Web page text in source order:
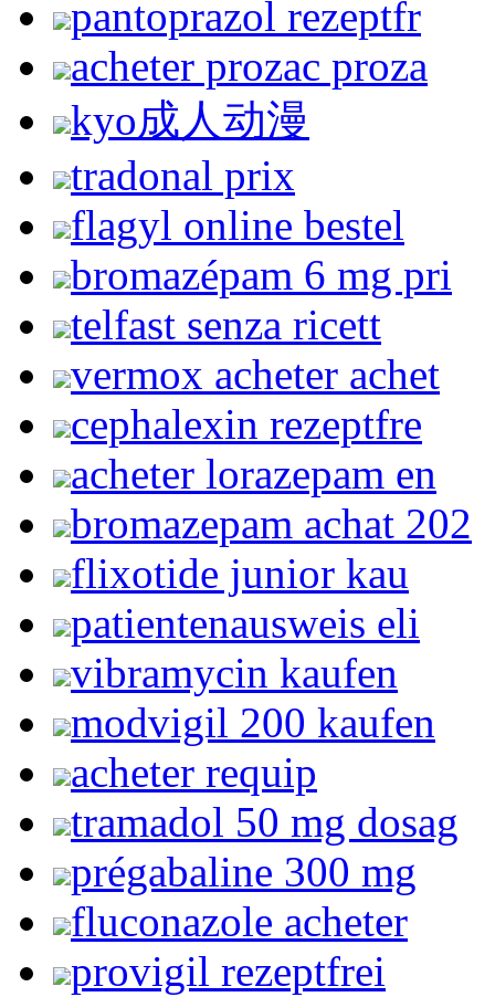
pantoprazol rezeptfr
acheter prozac proza
kyo成人动漫
tradonal prix
flagyl online bestel
bromazépam 6 mg pri
telfast senza ricett
vermox acheter achet
cephalexin rezeptfre
acheter lorazepam en
bromazepam achat 202
flixotide junior kau
patientenausweis eli
vibramycin kaufen
modvigil 200 kaufen
acheter requip
tramadol 50 mg dosag
prégabaline 300 mg
fluconazole acheter
provigil rezeptfrei